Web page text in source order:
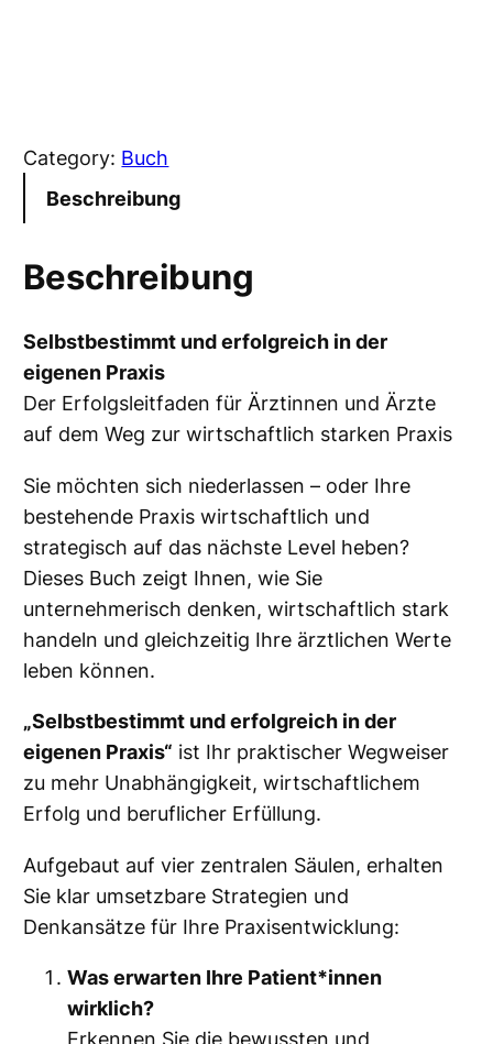
b
s
m
t
u
n
e
r
f
o
l
g
r
e
i
c
h
n
d
e
Category: Buch
Beschreibung
Beschreibung
Selbstbestimmt und erfolgreich in der
eigenen Praxis
Der Erfolgsleitfaden für Ärztinnen und Ärzte
auf dem Weg zur wirtschaftlich starken Praxis
Sie möchten sich niederlassen – oder Ihre
bestehende Praxis wirtschaftlich und
strategisch auf das nächste Level heben?
Dieses Buch zeigt Ihnen, wie Sie
unternehmerisch denken, wirtschaftlich stark
handeln und gleichzeitig Ihre ärztlichen Werte
leben können.
„Selbstbestimmt und erfolgreich in der
eigenen Praxis“ ist Ihr praktischer Wegweiser
zu mehr Unabhängigkeit, wirtschaftlichem
Erfolg und beruflicher Erfüllung.
Aufgebaut auf vier zentralen Säulen, erhalten
Sie klar umsetzbare Strategien und
Denkansätze für Ihre Praxisentwicklung:
Was erwarten Ihre Patient*innen
wirklich?
Erkennen Sie die bewussten und